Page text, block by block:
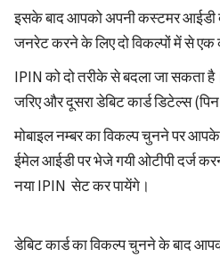
इसके बाद आपको अपनी कस्टमर आईडी
जनरेट करने के लिए दो विकल्पों में से एक
IPIN को दो तरीके से बदला जा सकता
जरिए और दूसरा डेबिट कार्ड डिटेल्स
मोबाइल नम्बर का विकल्प चुनने पर
ईमेल आईडी पर भेजे गयी ओटीपी दर्ज
नया IPIN सेट कर पायेंगे।
डेबिट कार्ड का विकल्प चुनने के बाद